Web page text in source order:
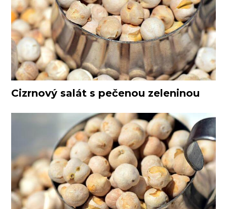
Cizrnový salát s pečenou zeleninou